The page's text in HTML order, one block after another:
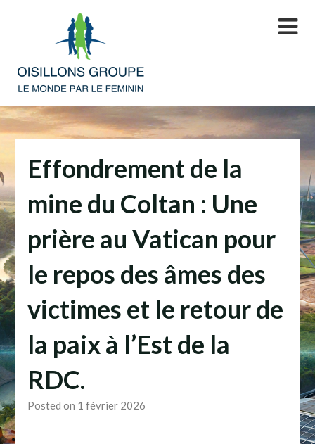
Effondrement de la
mine du Coltan : Une
prière au Vatican pour
le repos des âmes des
victimes et le retour de
la paix à l’Est de la
RDC.
Posted on 1 février 2026